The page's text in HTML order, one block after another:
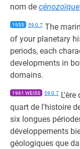
nom de
1955 59:0.7 The
of your planetary
periods, each
developments in
domains.
1961 WEISS 59:0.7 L'ère
quart de l'histoire
six longues
développements
géologiques que